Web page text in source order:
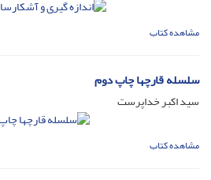
مشاهده کتاب
سلسله قارچها چاپ دوم
سید اکبر خداپرست
مشاهده کتاب